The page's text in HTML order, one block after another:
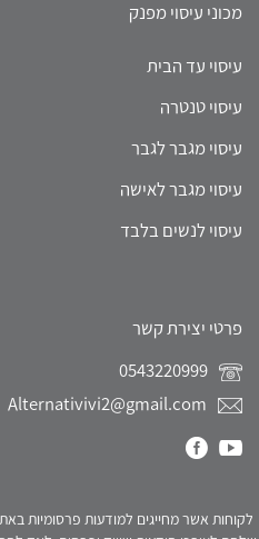
מכוני עיסוי מפנק
עיסוי עד הבית
עיסוי טנטרה
עיסוי מגבר לגבר
עיסוי מגבר לאישה
עיסוי לנשים בלבד
פרטי יצירת קשר
Alternativivi2@gmail.com
לקוחות אשר מחייגים למודעות פרסומיות